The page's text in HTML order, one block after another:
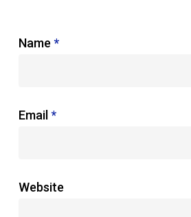
Name *
Email *
Website